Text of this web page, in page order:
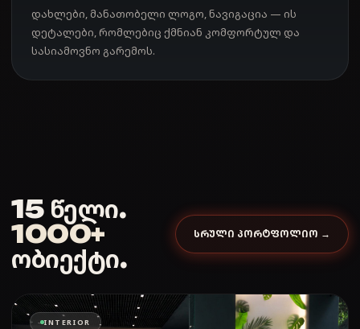
დახლები, მანათობელი ლოგო, ნავიგაცია — ის
დეტალები, რომლებიც ქმნიან კომფორტულ და
სასიამოვნო გარემოს.
15 წელი.
1000+
ობიექტი.
ᲡᲠᲣᲚᲘ ᲞᲝᲠᲢᲤᲝᲚᲘᲝ →
INTERIOR